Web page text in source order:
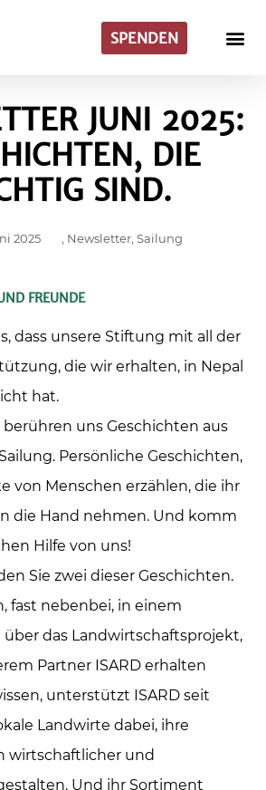
SPENDEN
JUNI 2025:
DIE
SIND.
2025 Newsletter, Sailung
FREUNDE
dass unsere Stiftung mit all der
die wir erhalten, in Nepal
hat.
uns Geschichten aus
Persönliche Geschichten,
von Menschen erzählen, die ihr
die Hand nehmen. Und komm
Hilfe von uns!
Sie zwei dieser Geschichten.
fast nebenbei, in einem
das Landwirtschaftsprojekt,
Partner ISARD erhalten
unterstützt ISARD seit
Landwirte dabei, ihre
wirtschaftlicher und
Und ihr Sortiment